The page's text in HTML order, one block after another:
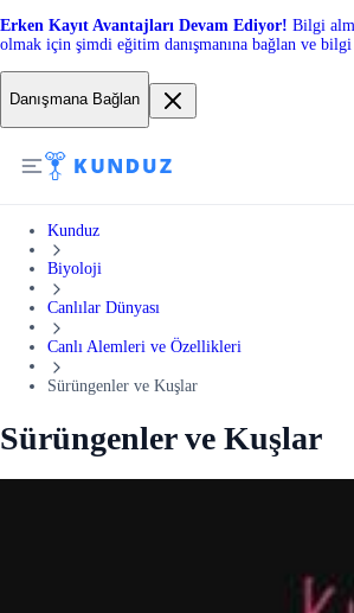
Erken Kayıt Avantajları Devam Ediyor! Bilgi
olmak için şimdi eğitim danışmanına bağlan ve
Danışmana Bağlan
Kunduz
Biyoloji
Canlılar Dünyası
Canlı Alemleri ve Özellikleri
Sürüngenler ve Kuşlar
Sürüngenler ve Kuşlar